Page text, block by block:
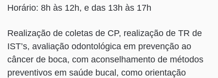
Horário: 8h às 12h, e das 13h às 17h
Realização de coletas de CP, realização de TR de
IST’s, avaliação odontológica em prevenção ao
câncer de boca, com aconselhamento de métodos
preventivos em saúde bucal, como orientação